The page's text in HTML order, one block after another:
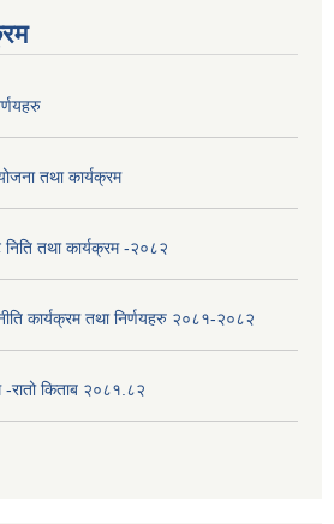
तथा कार्यक्रम
तथा कार्यक्रम -२०८२
कार्यक्रम तथा निर्णयहरु २०८१-२०८२
-रातो किताब २०८१.८२